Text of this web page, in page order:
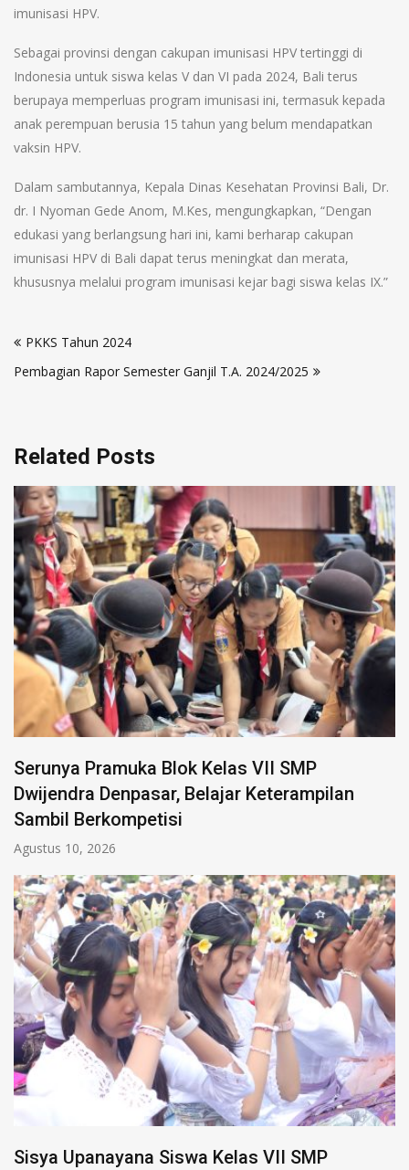
imunisasi HPV.
Sebagai provinsi dengan cakupan imunisasi HPV tertinggi di
Indonesia untuk siswa kelas V dan VI pada 2024, Bali terus
berupaya memperluas program imunisasi ini, termasuk kepada
anak perempuan berusia 15 tahun yang belum mendapatkan
vaksin HPV.
Dalam sambutannya, Kepala Dinas Kesehatan Provinsi Bali, Dr.
dr. I Nyoman Gede Anom, M.Kes, mengungkapkan, “Dengan
edukasi yang berlangsung hari ini, kami berharap cakupan
imunisasi HPV di Bali dapat terus meningkat dan merata,
khususnya melalui program imunisasi kejar bagi siswa kelas IX.”
PKKS Tahun 2024
Pembagian Rapor Semester Ganjil T.A. 2024/2025
Related Posts
Serunya Pramuka Blok Kelas VII SMP
Dwijendra Denpasar, Belajar Keterampilan
Sambil Berkompetisi
Agustus 10, 2026
Sisya Upanayana Siswa Kelas VII SMP